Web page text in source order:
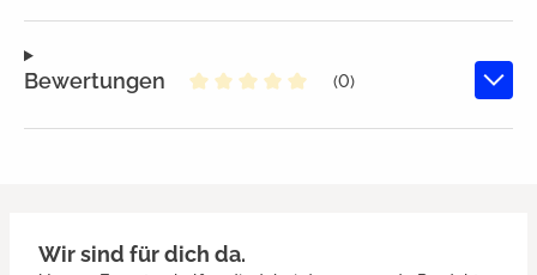
Bewertungen
(0)
Wir sind für dich da.